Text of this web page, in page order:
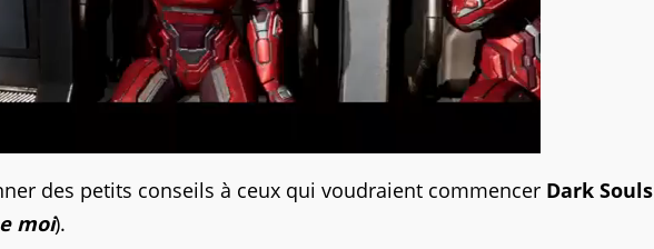
des petits conseils à ceux qui voudraient commencer Dark Souls
moi).